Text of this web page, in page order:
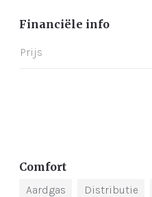
Financiële info
Prijs
Comfort
Aardgas Distributie